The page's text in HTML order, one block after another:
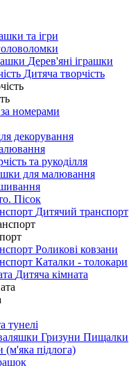
та ігри
Дерев'яні іграшки
Дитяча творчість
номерами
декорування
та рукоділля
для малювання
Пісок
Дитячий транспорт
Роликові ковзани
Каталки - толокари
Дитяча кімната
тунелі
Гризуни Пищалки
підлога)